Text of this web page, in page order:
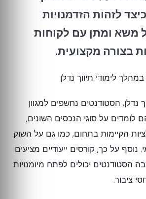
לזהות הזדמנויות
משא ומתן עם לקוחות
בצורה מקצועית.
לימודי תיווך נדלן
נדלן, הסטודנטים נחשפים למגוון
לומדים על סוגי הנכסים השונים,
הקיימות בתחום, כמו גם על השוק
נוסף על כך, קורסים ייעודיים מציעים
הסטודנטים יכולים לפתח מיומנויות
ציבור.